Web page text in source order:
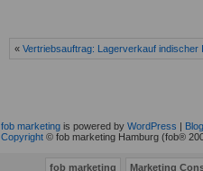
« Vertriebsauftrag: Lagerverkauf indischer
fob marketing is powered by WordPress |
Copyright © fob marketing Hamburg (fob®
fob marketing Marketing